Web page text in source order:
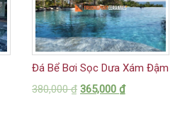
Đá Bể Bơi Sọc Dưa Xám Đậm
380,000₫ 365,000 ₫